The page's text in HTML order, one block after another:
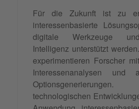
Für die Zukunft ist zu
interessenbasierte
digitale Werkzeuge
Intelligenz unterstützt
experimentieren Forscher
Interessenanalysen und
technologischen